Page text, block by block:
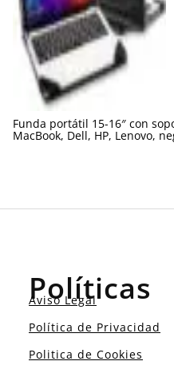
Funda portátil 15-16″ con
MacBook, Dell, HP, Lenovo,
Políticas
Aviso Legal
Política de Privacidad
Politica de Cookies